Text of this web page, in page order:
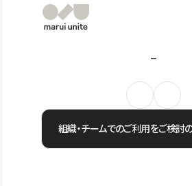
組織・チームでのご利用をご検討